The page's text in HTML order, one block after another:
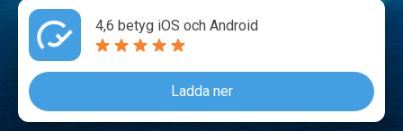
4,6 betyg iOS och Android
Ladda ner